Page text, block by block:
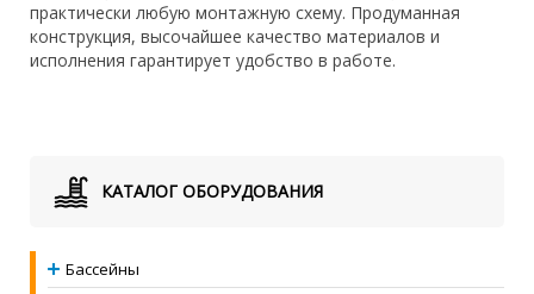
практически любую монтажную схему. Продуманная
конструкция, высочайшее качество материалов и
исполнения гарантирует удобство в работе.
КАТАЛОГ ОБОРУДОВАНИЯ
Бассейны